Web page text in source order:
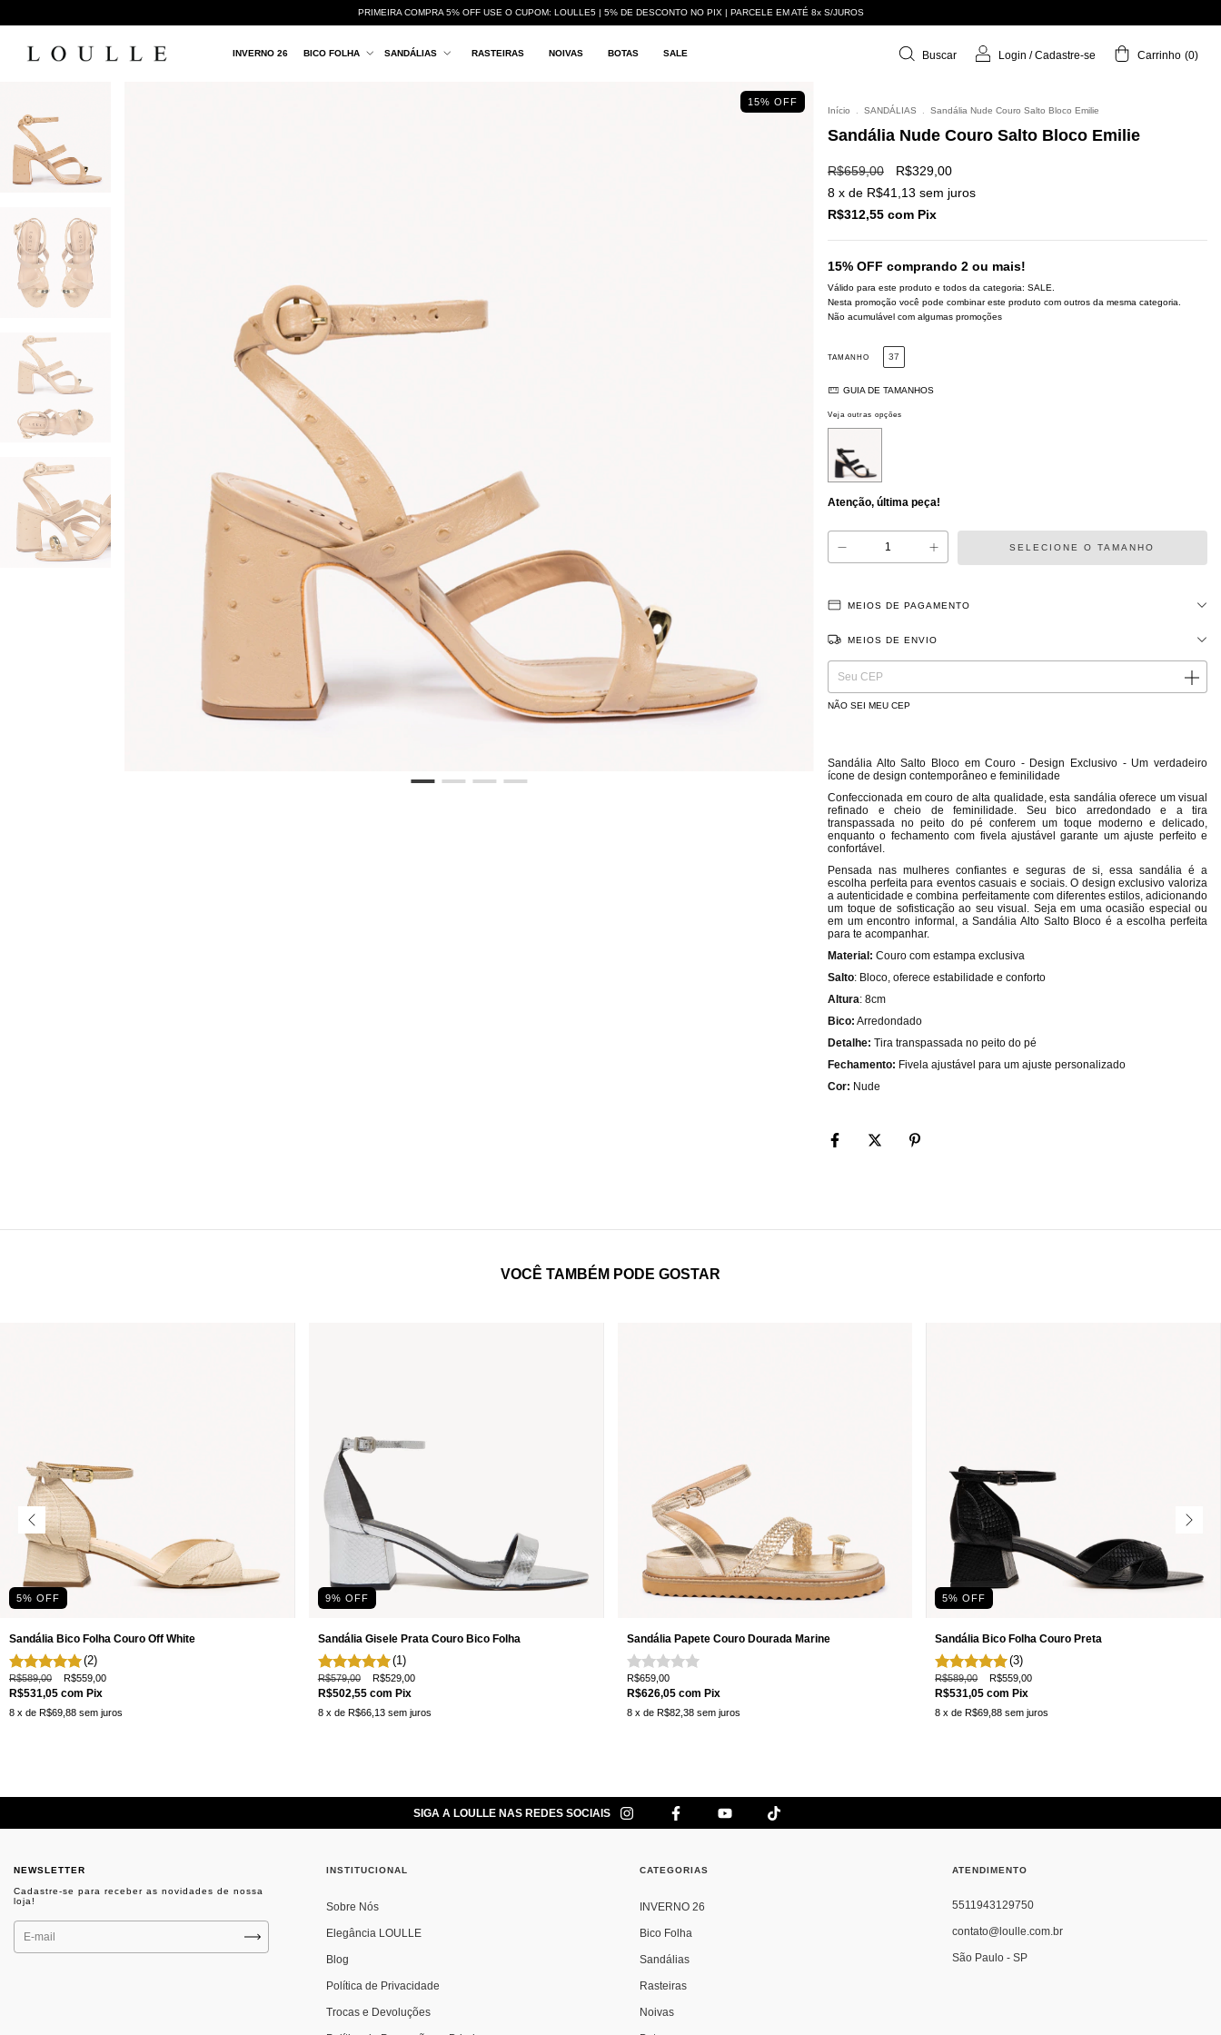
PRIMEIRA COMPRA 5% OFF USE O CUPOM: LOULLE5 | 5% DE DESCONTO NO PIX | PARCELE EM ATÉ 8x S/JUROS
INVERNO 26 BICO FOLHA SANDÁLIAS RASTEIRAS NOIVAS BOTAS SALE Buscar Login /Cadastre-se Carrinho (0)
15% OFF
Início SANDÁLIAS Sandália Nude Couro Salto Bloco Emilie
Sandália Nude Couro Salto Bloco Emilie
R$659,00
R$329,00
8 x de R$41,13 sem juros
R$312,55 com Pix
15% OFF comprando 2 ou mais!
Válido para este produto e todos da categoria: SALE.
Nesta promoção você pode combinar este produto com outros da mesma categoria.
Não acumulável com algumas promoções
TAMANHO 37
GUIA DE TAMANHOS
Veja outras opções
Atenção, última peça!
MEIOS DE PAGAMENTO
MEIOS DE ENVIO
Entregas para o CEP: ALTERAR CEP
NÃO SEI MEU CEP
Sandália Alto Salto Bloco em Couro - Design Exclusivo - Um verdadeiro
ícone de design contemporâneo e feminilidade
Confeccionada em couro de alta qualidade, esta sandália oferece um visual
refinado e cheio de feminilidade. Seu bico arredondado e a tira
transpassada no peito do pé conferem um toque moderno e delicado,
enquanto o fechamento com fivela ajustável garante um ajuste perfeito e
confortável.
Pensada nas mulheres confiantes e seguras de si, essa sandália é a
escolha perfeita para eventos casuais e sociais. O design exclusivo valoriza
a autenticidade e combina perfeitamente com diferentes estilos, adicionando
um toque de sofisticação ao seu visual. Seja em uma ocasião especial ou
em um encontro informal, a Sandália Alto Salto Bloco é a escolha perfeita
para te acompanhar.
Material: Couro com estampa exclusiva
Salto: Bloco, oferece estabilidade e conforto
Altura: 8cm
Bico: Arredondado
Detalhe: Tira transpassada no peito do pé
Fechamento: Fivela ajustável para um ajuste personalizado
Cor: Nude
VOCÊ TAMBÉM PODE GOSTAR
5% OFF
Sandália Bico Folha Couro Off White
(2)
R$589,00 R$559,00
R$531,05 com Pix
8 x de R$69,88 sem juros
9% OFF
Sandália Gisele Prata Couro Bico Folha
(1)
R$579,00 R$529,00
R$502,55 com Pix
8 x de R$66,13 sem juros
Sandália Papete Couro Dourada Marine
R$659,00
R$626,05 com Pix
8 x de R$82,38 sem juros
5% OFF
Sandália Bico Folha Couro Preta
(3)
R$589,00 R$559,00
R$531,05com Pix
8 x deR$69,88 sem juros
SIGA A LOULLE NAS REDES SOCIAIS
NEWSLETTER INSTITUCIONAL
Sobre Nós
Elegância LOULLE
Blog
Política de Privacidade
Trocas e Devoluções
CATEGORIAS
INVERNO 26
Bico Folha
Sandálias
Rasteiras
Noivas
ATENDIMENTO
5511943129750
contato@loulle.com.br
São Paulo - SP